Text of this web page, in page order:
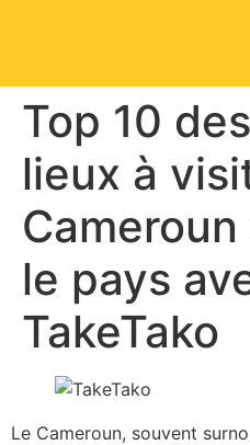
Top 10
lieux à
le pays
TakeTako
Le Cameroun, souvent